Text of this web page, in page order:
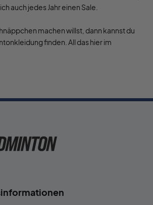
auch jedes Jahr einen Sale.
machen willst, dann kannst du
finden. All das hier im